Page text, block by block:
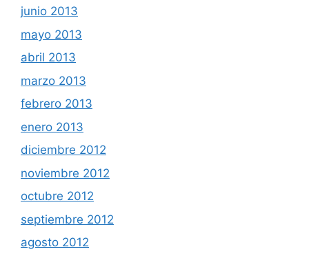
junio 2013
mayo 2013
abril 2013
marzo 2013
febrero 2013
enero 2013
diciembre 2012
noviembre 2012
octubre 2012
septiembre 2012
agosto 2012